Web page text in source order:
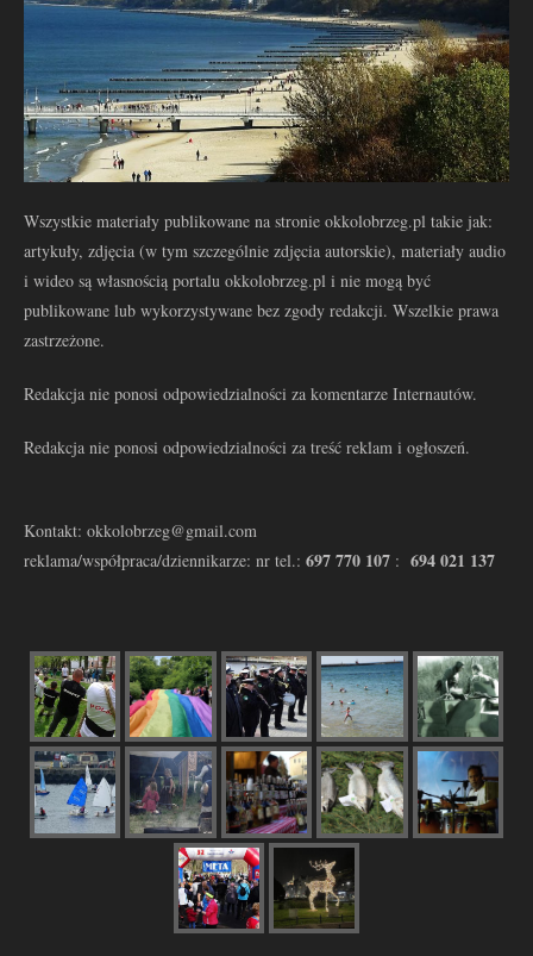
Wszystkie materiały publikowane na stronie okkolobrzeg.pl takie jak:
artykuły, zdjęcia (w tym szczególnie zdjęcia autorskie), materiały audio
i wideo są własnością portalu okkolobrzeg.pl i nie mogą być
publikowane lub wykorzystywane bez zgody redakcji. Wszelkie prawa
zastrzeżone.
Redakcja nie ponosi odpowiedzialności za komentarze Internautów.
Redakcja nie ponosi odpowiedzialności za treść reklam i ogłoszeń.
Kontakt: okkolobrzeg@gmail.com
reklama/współpraca/dziennikarze: nr tel.: 697 770 107 : 694 021 137